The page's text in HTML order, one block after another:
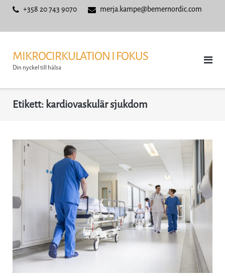
+358 20 743 9070 merja.kampe@bemernordic.com
MIKROCIRKULATION I FOKUS
Din nyckel till hälsa
Etikett:kardiovaskulär sjukdom